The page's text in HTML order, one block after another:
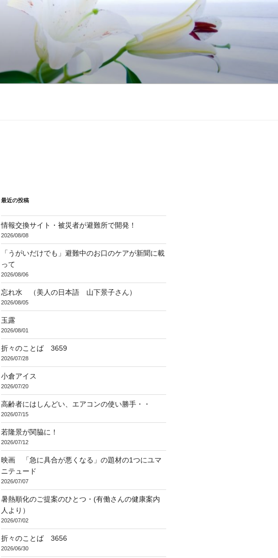
最近の投稿
情報交換サイト・被災者が避難所で開発！
2026/08/08
「うがいだけでも」避難中のお口のケアが新聞に載
って
2026/08/06
忘れ水 （美人の日本語 山下景子さん）
2026/08/05
玉露
2026/08/01
折々のことば 3659
2026/07/28
小倉アイス
2026/07/20
高齢者にはしんどい、エアコンの使い勝手・・
2026/07/15
若隆景が関脇に！
2026/07/12
映画 「急に具合が悪くなる」の題材の1つにユマ
ニテュード
2026/07/07
暑熱順化のご提案のひとつ・(有働さんの健康案内
人より）
2026/07/02
折々のことば 3656
2026/06/30